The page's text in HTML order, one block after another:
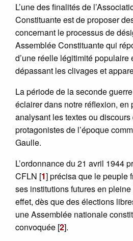
L’une des finalités de
Constituante est de proposer
concernant le processus de
Assemblée Constituante qui
d’une réelle légitimité populaire
dépassant les clivages et
La période de la seconde
éclairer dans notre réflexion, en
analysant les textes ou
protagonistes de l’époque
Gaulle.
L’ordonnance du 21 avril 1944
CFLN [1]précisa que le peuple
ses institutions futures en pleine
effet, dès que des élections
une Assemblée nationale
convoquée [2].